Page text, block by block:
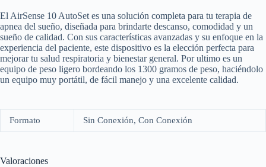
El AirSense 10 AutoSet es una solución completa para tu terapia de
apnea del sueño, diseñada para brindarte descanso, comodidad y un
sueño de calidad. Con sus características avanzadas y su enfoque en la
experiencia del paciente, este dispositivo es la elección perfecta para
mejorar tu salud respiratoria y bienestar general. Por ultimo es un
equipo de peso ligero bordeando los 1300 gramos de peso, haciéndolo
un equipo muy portátil, de fácil manejo y una excelente calidad.
Formato Sin Conexión, Con Conexión
Valoraciones